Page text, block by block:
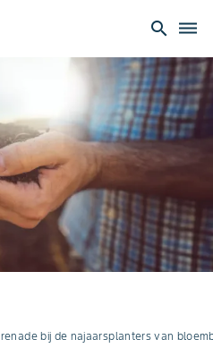
search dehaze
bij de najaarsplanters van